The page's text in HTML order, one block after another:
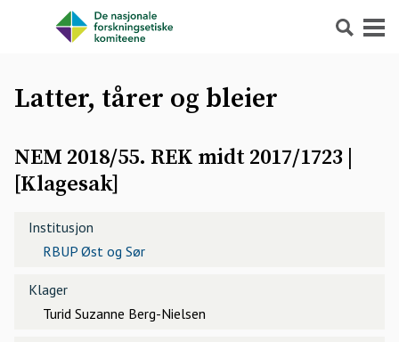
Søk Meny
Latter, tårer og bleier
NEM 2018/55. REK midt 2017/1723
[Klagesak]
Institusjon
RBUP Øst og Sør
Klager
Turid Suzanne Berg-Nielsen